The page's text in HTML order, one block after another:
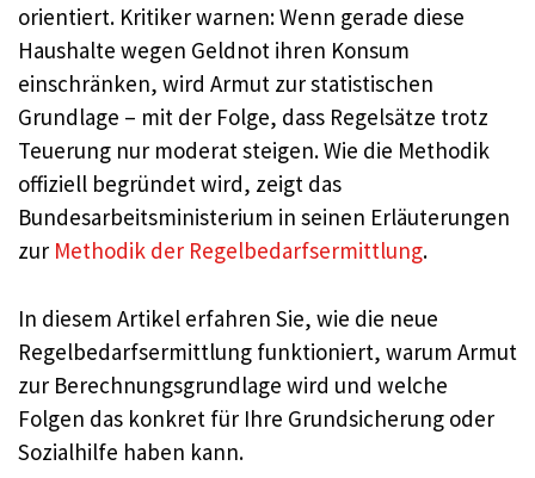
orientiert. Kritiker warnen: Wenn gerade diese
Haushalte wegen Geldnot ihren Konsum
einschränken, wird Armut zur statistischen
Grundlage – mit der Folge, dass Regelsätze trotz
Teuerung nur moderat steigen. Wie die Methodik
offiziell begründet wird, zeigt das
Bundesarbeitsministerium in seinen Erläuterungen
zur Methodik der Regelbedarfsermittlung.
In diesem Artikel erfahren Sie, wie die neue
Regelbedarfsermittlung funktioniert, warum Armut
zur Berechnungsgrundlage wird und welche
Folgen das konkret für Ihre Grundsicherung oder
Sozialhilfe haben kann.